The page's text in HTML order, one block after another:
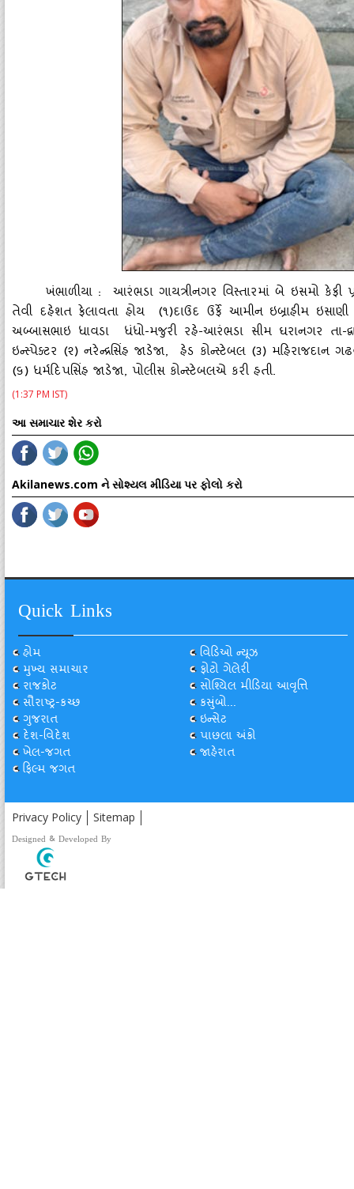
ખંભાળીયા : આરંભડા ગાયત્રીનગર વિસ્‍તારમાં બે ઇસમો કેફી
તેવી દહેશત ફેલાવતા હોય (૧)દાઉદ ઉર્ફે આમીન ઇબ્રાહીમ
અબ્‍બાસભાઇ ધાવડા ધંધો-મજુરી રહે-આરંભડા સીમ ઘરાનગર તા-
ઇન્‍સ્‍પેક્‍ટર (૨) નરેન્‍દ્રસિંહ જાડેજા, હેડ કોન્‍સ્‍ટેબલ (૩)
(૬) ધર્મદિપસિંહ જાડેજા, પોલીસ કોન્‍સ્‍ટેબલએ કરી હતી.
(1:37 PM IST)
આ સમાચાર શેર કરો
Akilanews.com ને સોશ્યલ મીડિયા પર ફોલો કરો
Quick Links
હોમ
મુખ્ય સમાચાર
રાજકોટ
સૌરાષ્ટ્ર-કચ્છ
ગુજરાત
દેશ-વિદેશ
ખેલ-જગત
ફિલ્મ જગત
વિડિઓ ન્યૂઝ
ફોટો ગેલેરી
સોશ્યિલ મીડિયા આવૃત્તિ
કસુંબો...
ઇન્સેટ
પાછલા અંકો
જાહેરાત
Privacy Policy Sitemap
Designed & Developed By